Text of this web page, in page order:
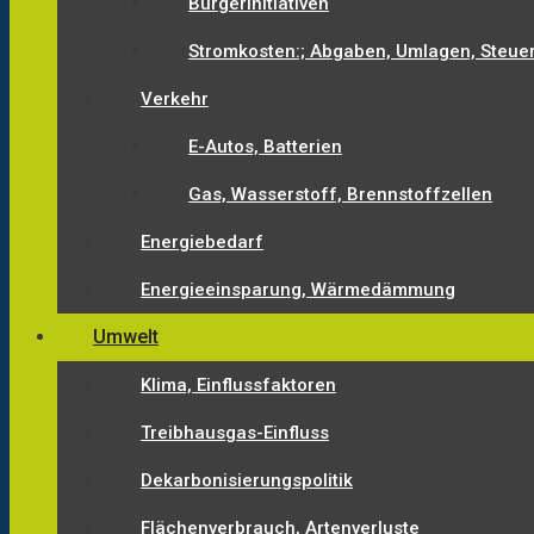
Stromkosten:; Abgaben, Umlagen,
Verkehr
E-Autos, Batterien
Gas, Wasserstoff, Brennstoffzellen
Energiebedarf
Energieeinsparung, Wärmedämmung
Umwelt
Klima, Einflussfaktoren
Treibhausgas-Einfluss
Dekarbonisierungspolitik
Flächenverbrauch, Artenverluste